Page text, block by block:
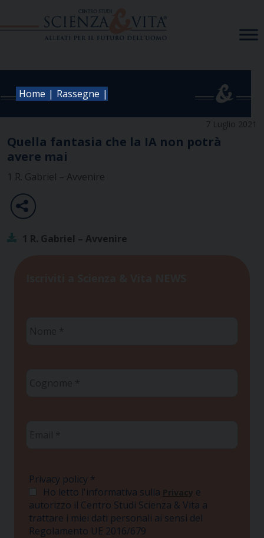
Home | Rassegne |
7 Luglio 2021
Quella fantasia che la IA non potrà
avere mai
1 R. Gabriel – Avvenire
1 R. Gabriel – Avvenire
Privacy policy *
Ho letto l'informativa sulla Privacy e
autorizzo il Centro Studi Scienza & Vita a
trattare i miei dati personali ai sensi del
Regolamento UE 2016/679